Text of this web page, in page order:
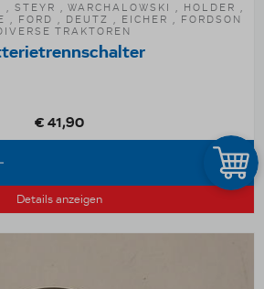
, STEYR , WARCHALOWSKI , HOLDER ,
, FORD , DEUTZ , EICHER , FORDSON
TRAKTOREN
€ 41,90
Details anzeigen